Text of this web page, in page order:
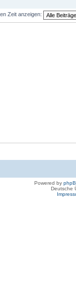
Zeit anzeigen:
Powered by
Deutsche